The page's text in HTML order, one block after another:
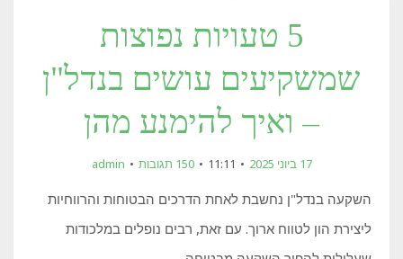
5 טעויות נפוצות
שמשקיעים עושים בנדל"ן
– ואיך להימנע מהן
17 ביוני 2025 11:11 150 תגובות admin
השקעה בנדל"ן נחשבת לאחת הדרכים הבטוחות והרווחיות
ליצירת הון לטווח ארוך. עם זאת, רבים נופלים במלכודות